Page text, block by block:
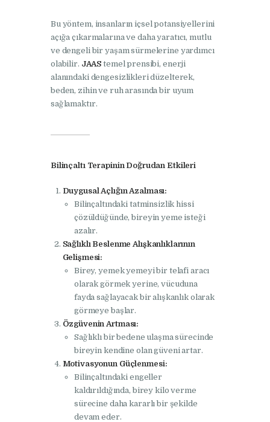
Bu yöntem, insanların içsel potansiyellerini
açığa çıkarmalarına ve daha yaratıcı, mutlu
ve dengeli bir yaşam sürmelerine yardımcı
olabilir. JAAS temel prensibi, enerji
alanındaki dengesizlikleri düzelterek,
beden, zihin ve ruh arasında bir uyum
sağlamaktır.
Bilinçaltı Terapinin Doğrudan Etkileri
Duygusal Açlığın Azalması:
Bilinçaltındaki tatminsizlik hissi
çözüldüğünde, bireyin yeme isteği
azalır.
Sağlıklı Beslenme Alışkanlıklarının
Gelişmesi:
Birey, yemek yemeyi bir telafi aracı
olarak görmek yerine, vücuduna
fayda sağlayacak bir alışkanlık olarak
görmeye başlar.
Özgüvenin Artması:
Sağlıklı bir bedene ulaşma sürecinde
bireyin kendine olan güveni artar.
Motivasyonun Güçlenmesi:
Bilinçaltındaki engeller
kaldırıldığında, birey kilo verme
sürecine daha kararlı bir şekilde
devam eder.